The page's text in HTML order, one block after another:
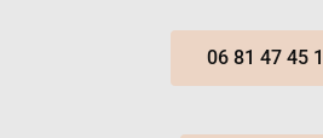
06 81 47 45